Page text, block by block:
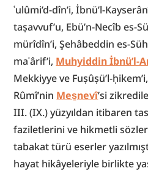
ʿulûmi’d-dîn’i, İbnü’l-
taṣavvuf’u, Ebü’n-Necîb es-
mürîdîn’i, Şehâbeddin es-
maʿârif’i, Muhyiddin İbnü’l-
Mekkiyye ve Fuṣûṣü’l-
Rûmî’nin Mes̱nevî’si
III. (IX.) yüzyıldan itibaren
faziletlerini ve hikmetli
tabakat türü eserler
hayat hikâyeleriyle birlikte